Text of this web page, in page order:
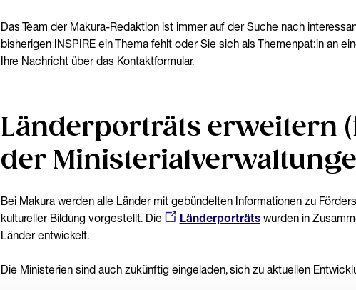
Das Team der Makura-Redaktion ist immer auf der Suche nach
bisherigen INSPIRE ein Thema fehlt oder Sie sich als Themenpat:in an
Ihre Nachricht über das Kontaktformular.
Länderporträts erweitern
der
Bei Makura werden alle Länder mit gebündelten Informationen zu
kultureller Bildung vorgestellt. Die
Länderporträtswurden in
Länder entwickelt.
Die Ministerien sind auch zukünftig eingeladen, sich zu aktuellen